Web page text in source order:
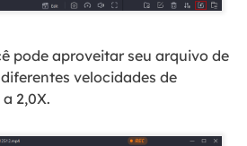
pode aproveitar seu arquivo de
velocidades de
2,0X.